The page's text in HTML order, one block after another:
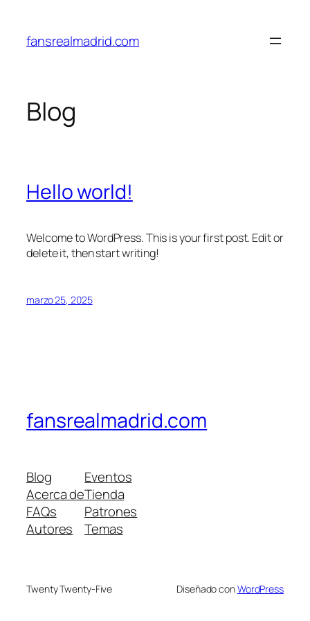
contenido
fansrealmadrid.com
Blog
Hello world!
Welcome to WordPress. This is your first post. Edit or
delete it, then start writing!
marzo 25, 2025
fansrealmadrid.com
Blog
Acerca de
FAQs
Autores
Eventos
Tienda
Patrones
Temas
Twenty Twenty-Five Diseñado conWordPress